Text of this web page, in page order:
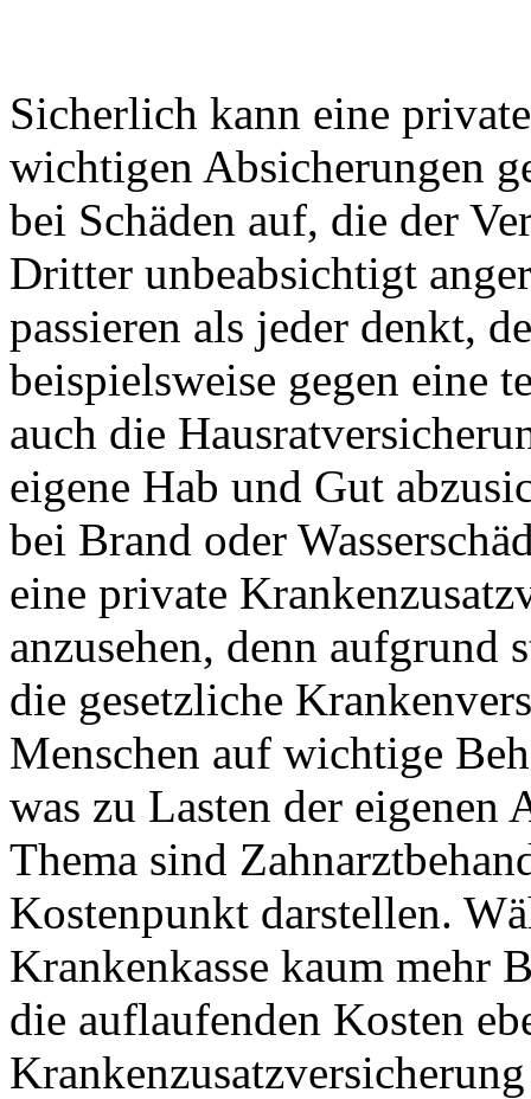
Sicherlich kann eine
wichtigen Absicherungen
bei Schäden auf, die der
Dritter unbeabsichtigt
passieren als jeder denkt,
beispielsweise gegen eine
auch die
eigene Hab und Gut
bei Brand oder
eine private
anzusehen, denn aufgrund
die gesetzliche
Menschen auf wichtige
was zu Lasten der
Thema sind
Kostenpunkt darstellen.
Krankenkasse kaum mehr
die auflaufenden Kosten